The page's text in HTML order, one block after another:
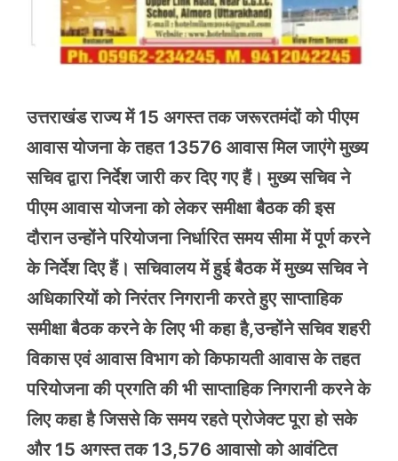
उत्तराखंड राज्य में 15 अगस्त तक जरूरतमंदों को पीएम
आवास योजना के तहत 13576 आवास मिल जाएंगे मुख्य
सचिव द्वारा निर्देश जारी कर दिए गए हैं। मुख्य सचिव ने
पीएम आवास योजना को लेकर समीक्षा बैठक की इस
दौरान उन्होंने परियोजना निर्धारित समय सीमा में पूर्ण करने
के निर्देश दिए हैं। सचिवालय में हुई बैठक में मुख्य सचिव ने
अधिकारियों को निरंतर निगरानी करते हुए साप्ताहिक
समीक्षा बैठक करने के लिए भी कहा है,उन्होंने सचिव शहरी
विकास एवं आवास विभाग को किफायती आवास के तहत
परियोजना की प्रगति की भी साप्ताहिक निगरानी करने के
लिए कहा है जिससे कि समय रहते प्रोजेक्ट पूरा हो सके
और 15 अगस्त तक 13,576 आवासो को आवंटित